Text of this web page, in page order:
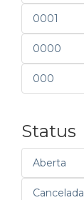
0001
0000
000
Status
Aberta
Cancelada